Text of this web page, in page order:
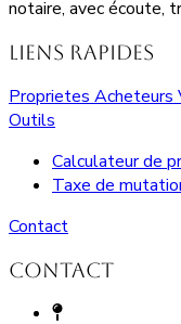
notaire, avec écoute,
Liens rapides
Proprietes Acheteurs
Outils
Calculateur de
Taxe de
Contact
Contact